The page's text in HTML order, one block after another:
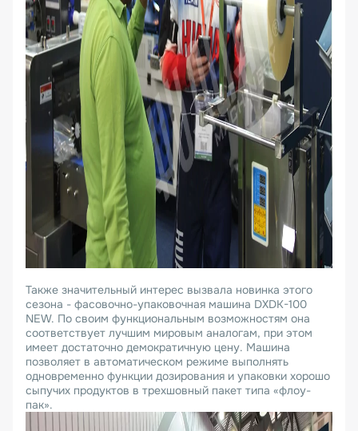
Также значительный интерес вызвала новинка этого
сезона - фасовочно-упаковочная машина DXDK-100
NEW. По своим функциональным возможностям она
соответствует лучшим мировым аналогам, при этом
имеет достаточно демократичную цену. Машина
позволяет в автоматическом режиме выполнять
одновременно функции дозирования и упаковки хорошо
сыпучих продуктов в трехшовный пакет типа «флоу-
пак».